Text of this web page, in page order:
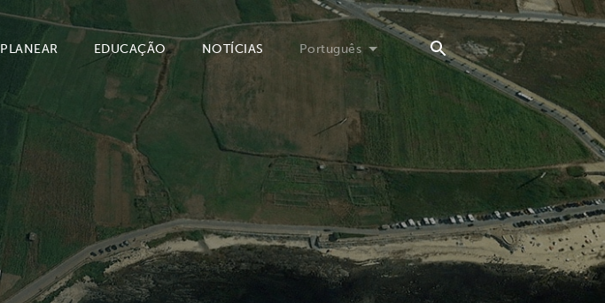
PLANEAR EDUCAÇÃO NOTÍCIAS